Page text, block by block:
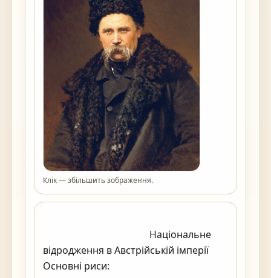
Клік — збільшить зображення.
відродження в Австрійській імперії
Основні риси: